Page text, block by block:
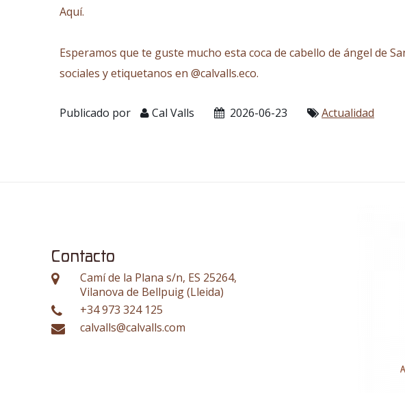
Aquí.
Esperamos que te guste mucho esta coca de cabello de ángel de
sociales y etiquetanos en @calvalls.eco.
Publicado por Cal Valls 2026-06-23 Actualidad
Contacto
Camí de la Plana s/n, ES 25264,
Vilanova de Bellpuig (Lleida)
+34 973 324 125
calvalls@calvalls.com